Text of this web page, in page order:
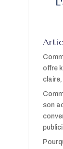
offre
son